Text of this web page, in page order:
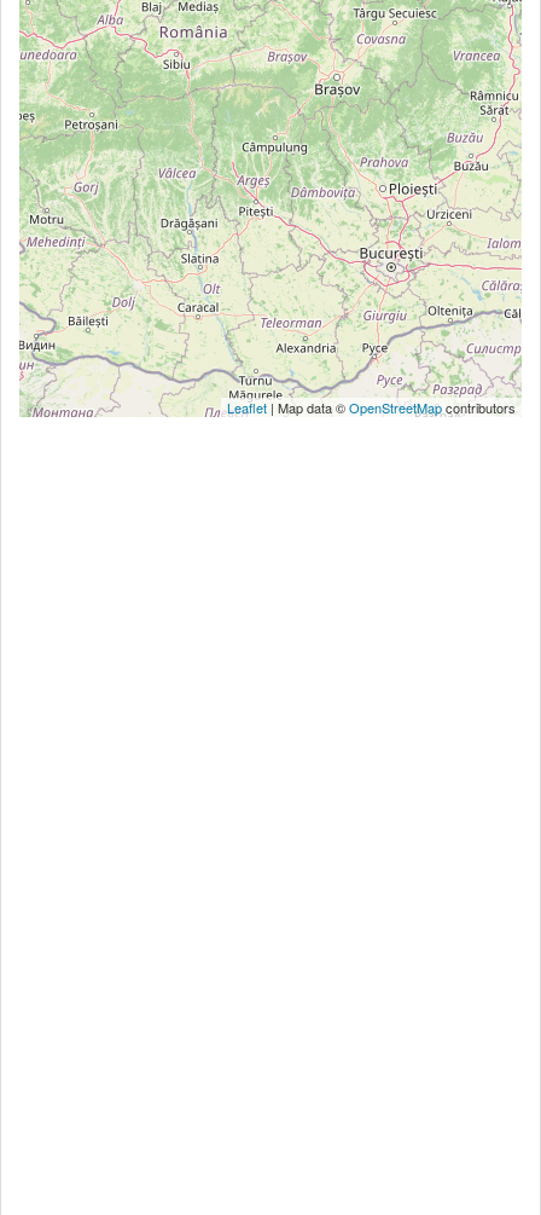
Leaflet| Map data ©OpenStreetMapcontributors